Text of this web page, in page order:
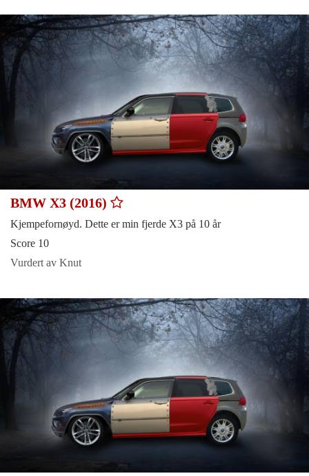
BMW X3 (2016)
Kjempefornøyd. Dette er min fjerde X3 på 10 år
Score 10
Vurdert av Knut